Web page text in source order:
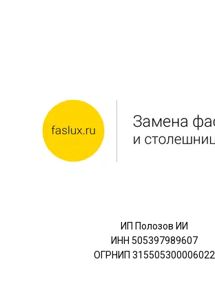
ИП Полозов ИИ
ИНН 505397989607
ОГРНИП 315505300006022